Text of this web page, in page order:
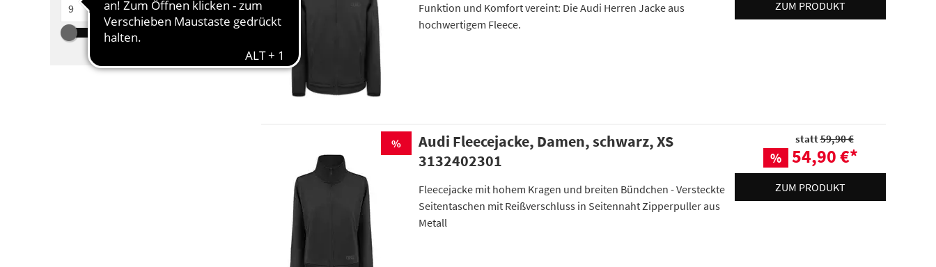
Funktion und Komfort vereint: Die Audi Herren Jacke aus
hochwertigem Fleece.
ZUM PRODUKT
%
Audi Fleecejacke, Damen, schwarz, XS
3132402301
Fleecejacke mit hohem Kragen und breiten Bündchen - Versteckte
Seitentaschen mit Reißverschluss in Seitennaht Zipperpuller aus
Metall
statt59,90 €
% 54,90 €*
ZUM PRODUKT